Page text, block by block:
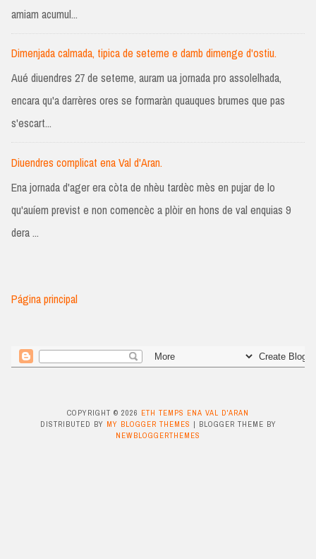
amiam acumul...
Dimenjada calmada, tipica de seteme e damb dimenge d'ostiu.
Aué diuendres 27 de seteme, auram ua jornada pro assolelhada,
encara qu'a darrères ores se formaràn quauques brumes que pas
s'escart...
Diuendres complicat ena Val d'Aran.
Ena jornada d'ager era còta de nhèu tardèc mès en pujar de lo
qu'auíem previst e non comencèc a plòir en hons de val enquias 9
dera ...
Página principal
COPYRIGHT © 2026 ETH TEMPS ENA VAL D'ARAN
DISTRIBUTED BY MY BLOGGER THEMES | BLOGGER THEME BY
NEWBLOGGERTHEMES